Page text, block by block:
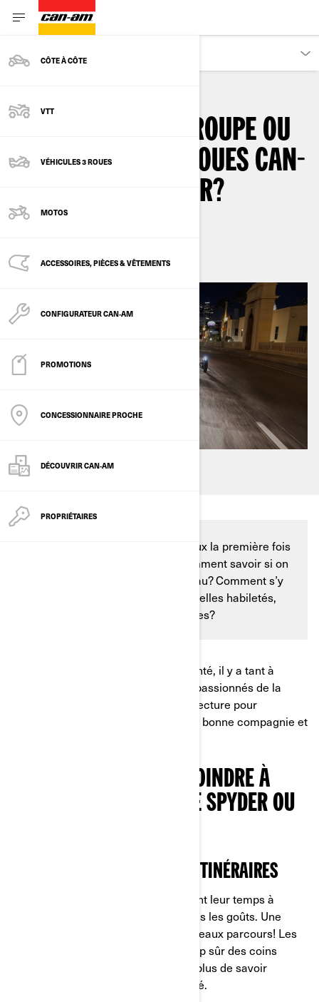
CÔTE À CÔTE
VTT
VÉHICULES 3 ROUES
MOTOS
ACCESSOIRES, PIÈCES & VÊTEMENTS
CONFIGURATEUR CAN‑AM
PROMOTIONS
CONCESSIONNAIRE PROCHE
DÉCOUVRIR CAN‑AM
PROPRIÉTAIRES
DÉCOUVRIR
OU TROUVER UN GROUPE OU
CLUB DE MOTO 3 ROUES CAN-
AM RYKER / SPYDER?
C’est naturel d’être un peu nerveux la première fois
qu’on prend la route en solo. Comment savoir si on
a choisi un itinéraire du bon niveau? Comment s’y
prendre pour développer de nouvelles habiletés,
apprendre de nouvelles techniques?
Que vous soyez novice ou expérimenté, il y a tant à
gagner à se joindre à une bande de passionnés de la
moto à trois roues. Continuez votre lecture pour
découvrir les avantages de rouler en bonne compagnie et
TROIS RAISONS DE SE JOINDRE À
D’AUTRES AMATEURS DE SPYDER OU
POUR DÉCOUVRIR PLEIN D’ITINÉRAIRES
Les membres de ces groupes passent leur temps à
organiser des sorties motos pour tous les goûts. Une
occasion en or de découvrir de nouveaux parcours! Les
plus expérimentés connaîtront à coup sûr des coins
enchanteurs dans votre région… en plus de savoir
comment s’y rendre en toute sécurité.